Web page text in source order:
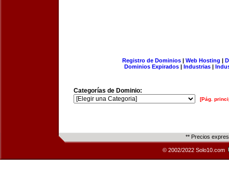
Registro de Dominios| Web Hosting |
Dominios Expirados | Industrias |
Categorías de Dominio:
[Pág.
** Precios
© 2002/2022 Solo10.com